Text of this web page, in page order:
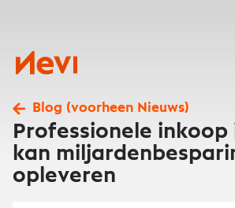
Nevi
Blog (voorheen Nieuws)
Professionele inkoop
kan
opleveren